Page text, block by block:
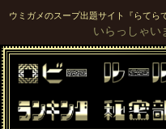
ウミガメのスープ出題サイト『らてら
いらっしゃい